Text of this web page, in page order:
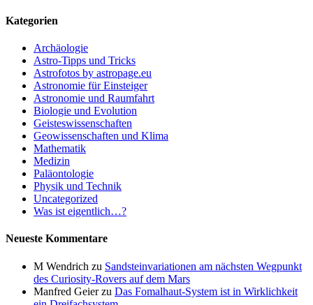
Kategorien
Archäologie
Astro-Tipps und Tricks
Astrofotos by astropage.eu
Astronomie für Einsteiger
Astronomie und Raumfahrt
Biologie und Evolution
Geisteswissenschaften
Geowissenschaften und Klima
Mathematik
Medizin
Paläontologie
Physik und Technik
Uncategorized
Was ist eigentlich…?
Neueste Kommentare
M Wendrich zu Sandsteinvariationen am nächsten Wegpunkt
des Curiosity-Rovers auf dem Mars
Manfred Geierzu Das Fomalhaut-System ist in Wirklichkeit